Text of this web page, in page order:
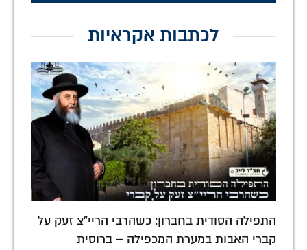
לכתבות אקראיות
התפילה הסודית בחברון: כשהרבי הריי"צ זעק על
קברי האבות במערת המכפילה – ברוסית